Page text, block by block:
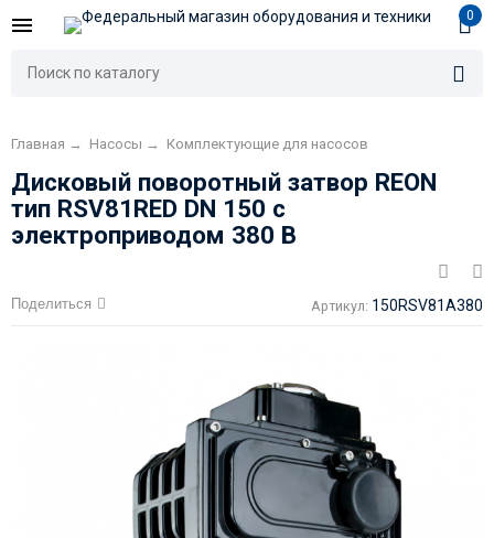
0
Главная → Насосы → Комплектующие для насосов
Дисковый поворотный затвор REON
тип RSV81RED DN 150 с
электроприводом 380 В
Поделиться Артикул: 150RSV81A380